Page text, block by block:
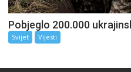
Pobjeglo 200.000
Svijet Vijesti